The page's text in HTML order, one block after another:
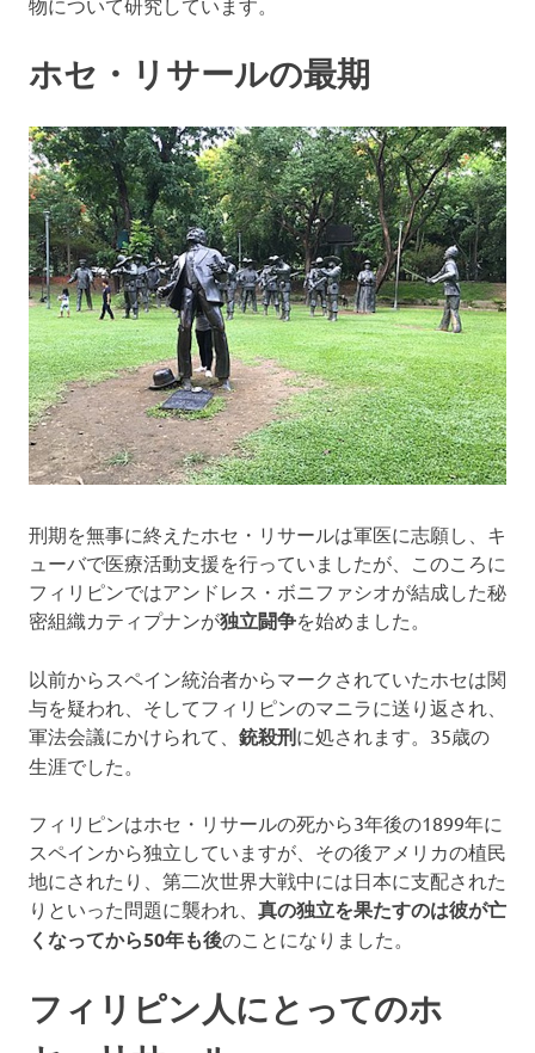
ホセ・リサールの最期
刑期を無事に終えたホセ・リサールは軍医に志願し、キ
ューバで医療活動支援を行っていましたが、このころに
フィリピンではアンドレス・ボニファシオが結成した秘
密組織カティプナンが独立闘争を始めました。
以前からスペイン統治者からマークされていたホセは関
与を疑われ、そしてフィリピンのマニラに送り返され、
軍法会議にかけられて、 銃殺刑に処されます。35歳の
生涯でした。
フィリピンはホセ・リサールの死から3年後の1899年に
スペインから独立していますが、その後アメリカの植民
地にされたり、第二次世界大戦中には日本に支配された
りといった問題に襲われ、 真の独立を果たすのは彼が亡
くなってから50年も後のことになりました。
フィリピン人にとってのホ